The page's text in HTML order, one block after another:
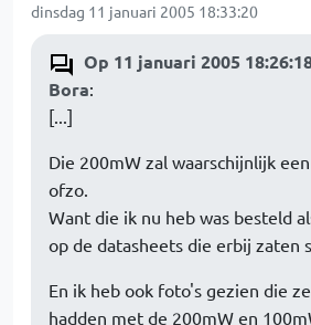
dinsdag 11 januari 2005 18:33:20
Op 11 januari 2005
Bora:
[...]
Die 200mW zal waarschijnlijk
ofzo.
Want die ik nu heb was besteld
op de datasheets die erbij zaten
En ik heb ook foto's gezien die
hadden met de 200mW en